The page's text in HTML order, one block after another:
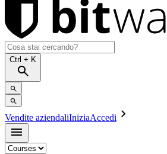
Ctrl + K
Vendite aziendaliIniziaAccedi